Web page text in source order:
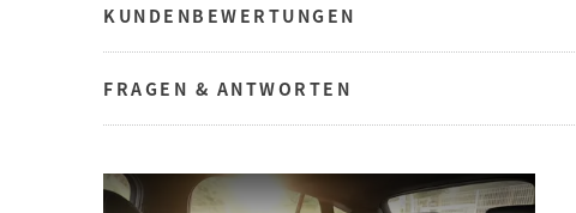
KUNDENBEWERTUNGEN
FRAGEN & ANTWORTEN